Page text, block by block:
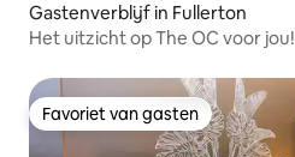
Gastenverblijf in Fullerton
Het uitzicht op The OC voor jou!
Favoriet van gasten
Favoriet van gasten